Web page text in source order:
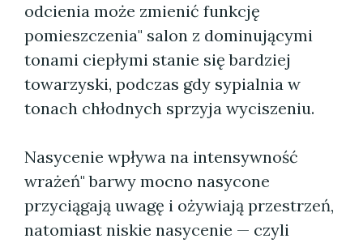
odcienia może zmienić funkcję
pomieszczenia" salon z dominującymi
tonami ciepłymi stanie się bardziej
towarzyski, podczas gdy sypialnia w
tonach chłodnych sprzyja wyciszeniu.
Nasycenie wpływa na intensywność
wrażeń" barwy mocno nasycone
przyciągają uwagę i ożywiają przestrzeń,
natomiast niskie nasycenie — czyli